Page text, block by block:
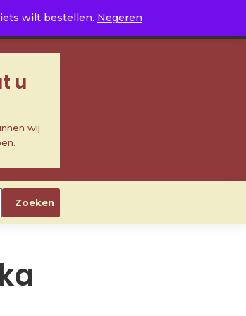
wilt bestellen. Negeren
u
wij
Zoeken